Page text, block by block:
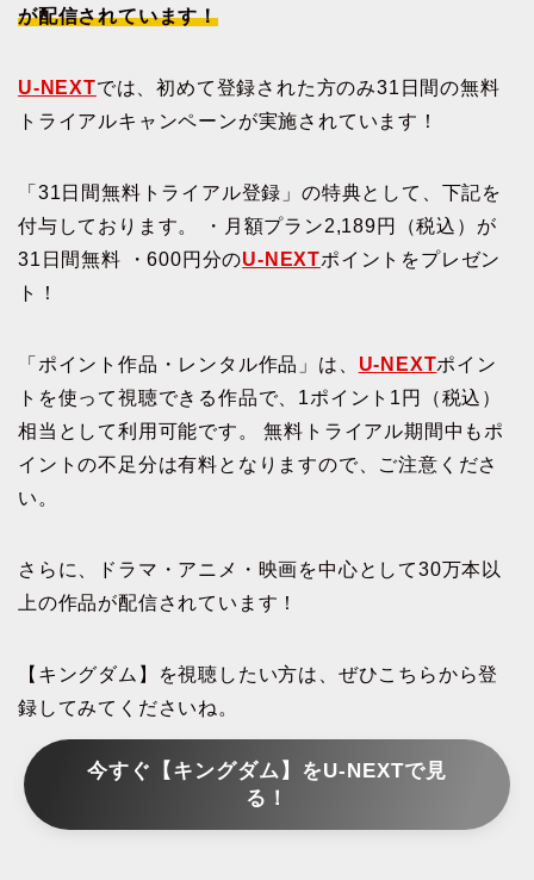
が配信されています！
U-NEXTでは、初めて登録された方のみ31日間の無料
トライアルキャンペーンが実施されています！
「31日間無料トライアル登録」の特典として、下記を
付与しております。 ・月額プラン2,189円（税込）が
31日間無料 ・600円分のU-NEXTポイントをプレゼン
ト！
「ポイント作品・レンタル作品」は、 U-NEXTポイン
トを使って視聴できる作品で、1ポイント1円（税込）
相当として利用可能です。 無料トライアル期間中もポ
イントの不足分は有料となりますので、ご注意くださ
い。
さらに、ドラマ・アニメ・映画を中心として30万本以
上の作品が配信されています！
【キングダム】を視聴したい方は、ぜひこちらから登
録してみてくださいね。
今すぐ【キングダム】をU-NEXTで見
る！